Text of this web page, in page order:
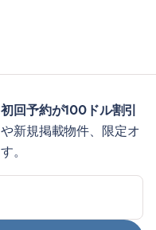
回予約が100ドル割引
新規掲載物件、限定オ
。